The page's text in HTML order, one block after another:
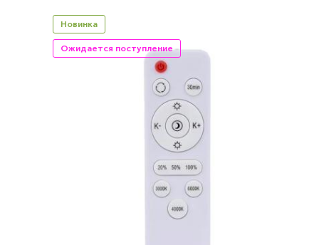
Новинка
Ожидается поступление